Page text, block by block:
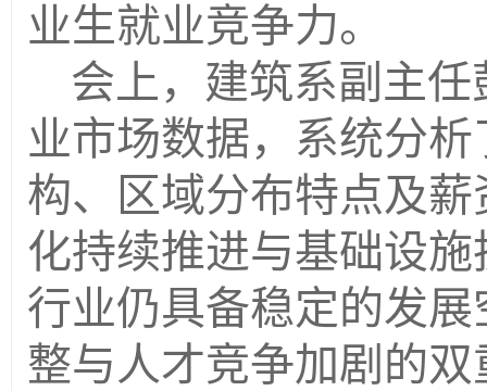
业生就业竞争力。
会上，建筑系副主
业市场数据，系统分
构、区域分布特点及
化持续推进与基础设
行业仍具备稳定的发
整与人才竞争加剧的